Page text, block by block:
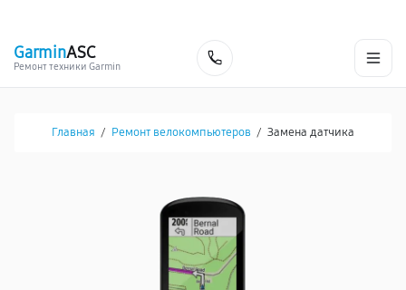
GarminASC
Ремонт техники Garmin
Главная / Ремонт велокомпьютеров / Замена датчика